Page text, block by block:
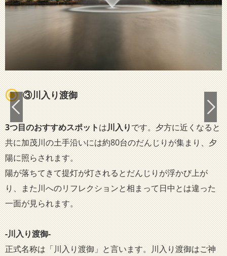
③川入り渡御
3つ目のおすすめスポットは川入りです。夕方に近くなると
共に加茂川の土手沿いには約80台のだんじりが集まり、夕
陽に照らされます。
陽が落ちてきて提灯が灯されるとだんじりが浮かび上が
り、また川へのリフレクションと相まって日中とは違った
一面が見られます。
-川入り渡御-
正式名称は「川入り渡御」と言います。川入り渡御はご神